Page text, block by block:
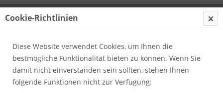
Cookie-Richtlinien
Diese Website verwendet Cookies, um Ihnen die
bestmögliche Funktionalität bieten zu können. Wenn Sie
damit nicht einverstanden sein sollten, stehen Ihnen
folgende Funktionen nicht zur Verfügung: